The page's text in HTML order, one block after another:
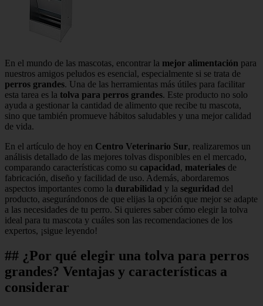
En el mundo de las mascotas, encontrar la mejor alimentación para
nuestros amigos peludos es esencial, especialmente si se trata de
perros grandes. Una de las herramientas más útiles para facilitar
esta tarea es la tolva para perros grandes. Este producto no solo
ayuda a gestionar la cantidad de alimento que recibe tu mascota,
sino que también promueve hábitos saludables y una mejor calidad
de vida.
En el artículo de hoy en Centro Veterinario Sur, realizaremos un
análisis detallado de las mejores tolvas disponibles en el mercado,
comparando características como su capacidad, materiales de
fabricación, diseño y facilidad de uso. Además, abordaremos
aspectos importantes como la durabilidad y la seguridad del
producto, asegurándonos de que elijas la opción que mejor se adapte
a las necesidades de tu perro. Si quieres saber cómo elegir la tolva
ideal para tu mascota y cuáles son las recomendaciones de los
expertos, ¡sigue leyendo!
## ¿Por qué elegir una tolva para perros
grandes? Ventajas y características a
considerar